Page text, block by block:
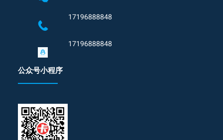
17196888848
17196888848
公众号小程序